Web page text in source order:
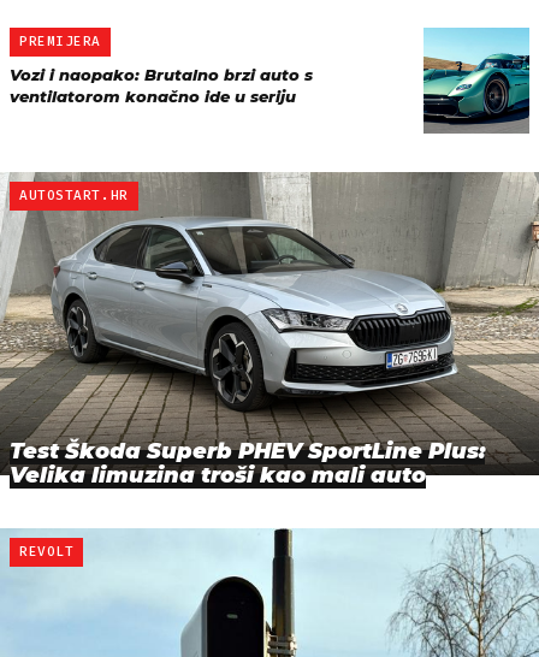
PREMIJERA
Vozi i naopako: Brutalno brzi auto s
ventilatorom konačno ide u seriju
AUTOSTART.HR
Test Škoda Superb PHEV SportLine Plus:
Velika limuzina troši kao mali auto
REVOLT